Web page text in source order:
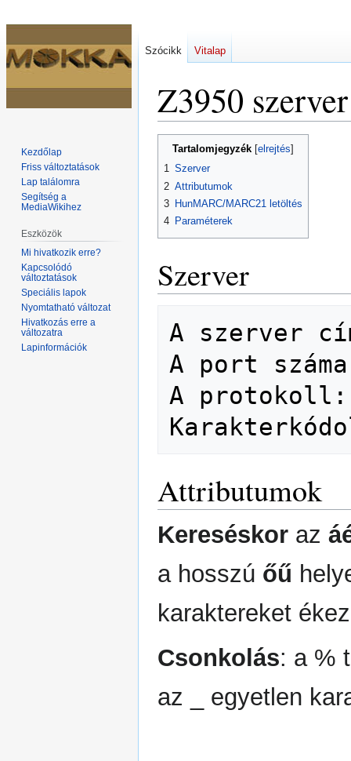
Z3950 szerver
Ugrás
Ugrás
Tartalomjegyzék
1 Szerver
2 Attributumok
3 HunMARC/MARC21 letöltés
4 Paraméterek
Szerver
A szerver
A port
A
Attributumok
Kereséskor az
a hosszú őű
karaktereket
Csonkolás: a %
az _ egyetlen
Szócikk Vitalap
Kezdőlap
Friss változtatások
Lap találomra
Segítség a
MediaWikihez
Eszközök
Mi hivatkozik erre?
Kapcsolódó
változtatások
Speciális lapok
Nyomtatható változat
Hivatkozás erre a
változatra
Lapinformációk